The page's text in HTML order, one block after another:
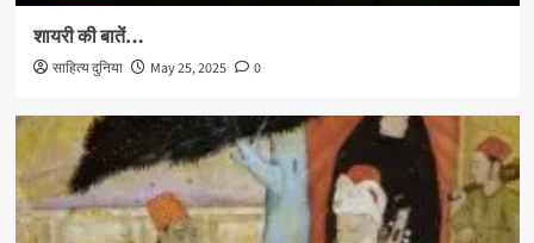
शायरी की बातें…
साहित्य दुनिया May 25, 2025 0